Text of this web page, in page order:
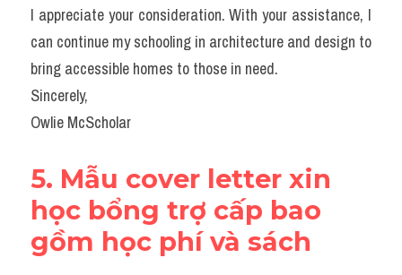
I appreciate your consideration. With your assistance, I
can continue my schooling in architecture and design to
bring accessible homes to those in need.
Sincerely,
Owlie McScholar
5. Mẫu cover letter xin
học bổng trợ cấp bao
gồm học phí và sách